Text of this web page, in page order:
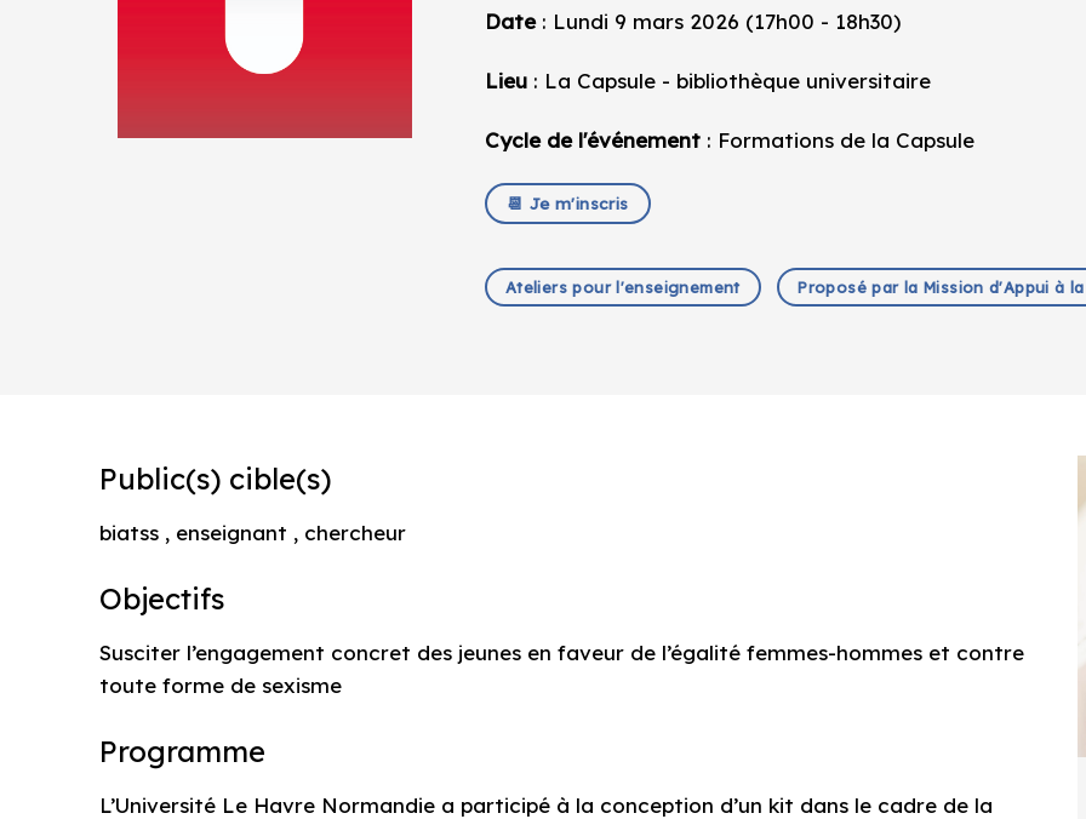
Date: Lundi 9 mars 2026 (17h00 - 18h30)
Lieu: La Capsule - bibliothèque universitaire
Cycle de l'événement: Formations de la Capsule
📆 Je m'inscris
Ateliers pour l'enseignement Proposé par la Mission d'Appui à
Public(s) cible(s)
biatss , enseignant , chercheur
Objectifs
Susciter l’engagement concret des jeunes en faveur de l’égalité femmes-hommes et contre
toute forme de sexisme
Programme
L’Université Le Havre Normandie a participé à la conception d’un kit dans le cadre de la